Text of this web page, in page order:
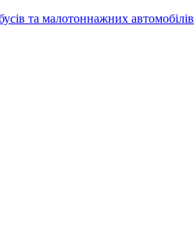
та малотоннажних автомобілів